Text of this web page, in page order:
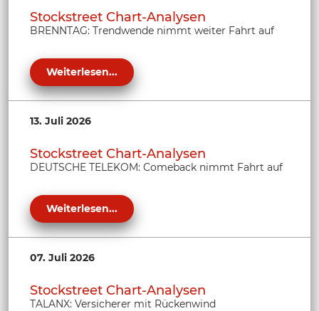
Stockstreet Chart-Analysen
BRENNTAG: Trendwende nimmt weiter Fahrt auf
Weiterlesen...
13. Juli 2026
Stockstreet Chart-Analysen
DEUTSCHE TELEKOM: Comeback nimmt Fahrt auf
Weiterlesen...
07. Juli 2026
Stockstreet Chart-Analysen
TALANX: Versicherer mit Rückenwind